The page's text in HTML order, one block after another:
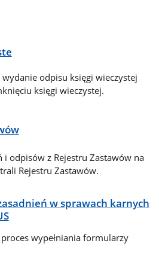
odpisu księgi wieczystej
księgi wieczystej.
i odpisów z Rejestru Zastawów na
Rejestru Zastawów.
w sprawach karnych
wypełniania formularzy